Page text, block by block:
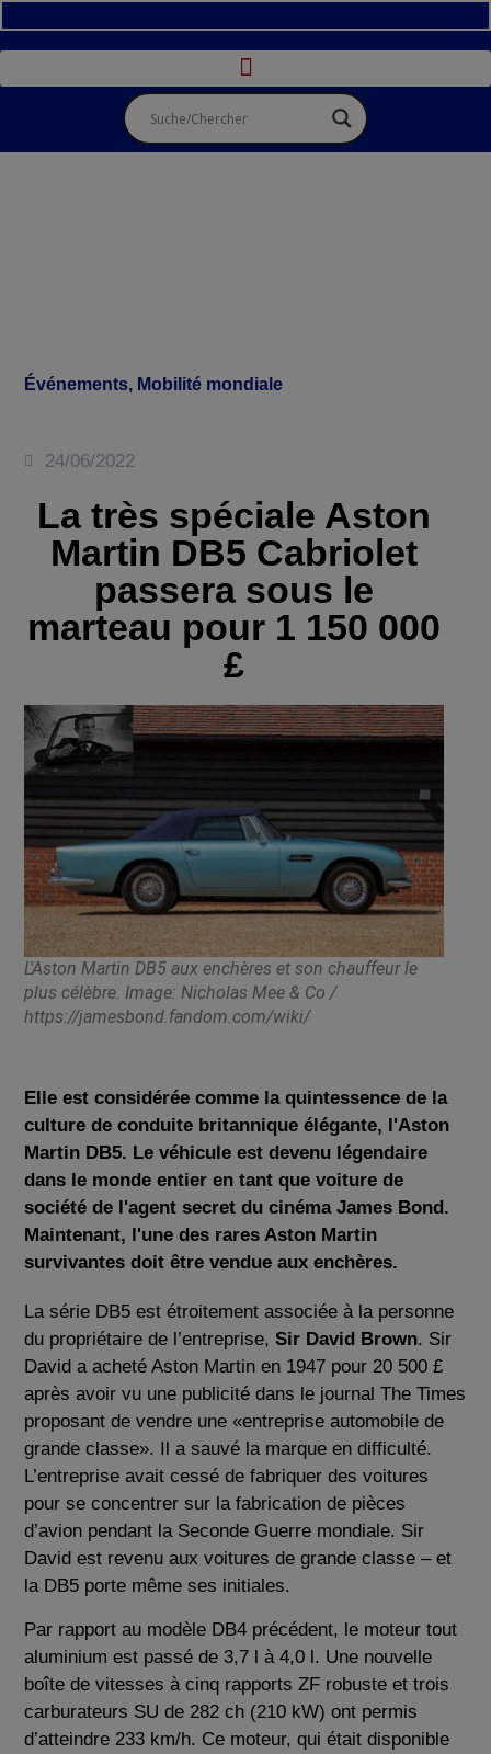
Événements, Mobilité mondiale
24/06/2022
La très spéciale Aston
Martin DB5 Cabriolet
passera sous le
marteau pour 1 150 000
£
L'Aston Martin DB5 aux enchères et son chauffeur le
plus célèbre. Image: Nicholas Mee & Co /
https://jamesbond.fandom.com/wiki/
Elle est considérée comme la quintessence de la
culture de conduite britannique élégante, l'Aston
Martin DB5. Le véhicule est devenu légendaire
dans le monde entier en tant que voiture de
société de l'agent secret du cinéma James Bond.
Maintenant, l'une des rares Aston Martin
survivantes doit être vendue aux enchères.
La série DB5 est étroitement associée à la personne
du propriétaire de l’entreprise,Sir David Brown. Sir
David a acheté Aston Martin en 1947 pour 20 500 £
après avoir vu une publicité dans le journal The Times
proposant de vendre une «entreprise automobile de
grande classe». Il a sauvé la marque en difficulté.
L’entreprise avait cessé de fabriquer des voitures
pour se concentrer sur la fabrication de pièces
d’avion pendant la Seconde Guerre mondiale. Sir
David est revenu aux voitures de grande classe – et
la DB5 porte même ses initiales.
Par rapport au modèle DB4 précédent, le moteur tout
aluminium est passé de 3,7 l à 4,0 l. Une nouvelle
boîte de vitesses à cinq rapports ZF robuste et trois
carburateurs SU de 282 ch (210 kW) ont permis
d’atteindre 233 km/h. Ce moteur, qui était disponible